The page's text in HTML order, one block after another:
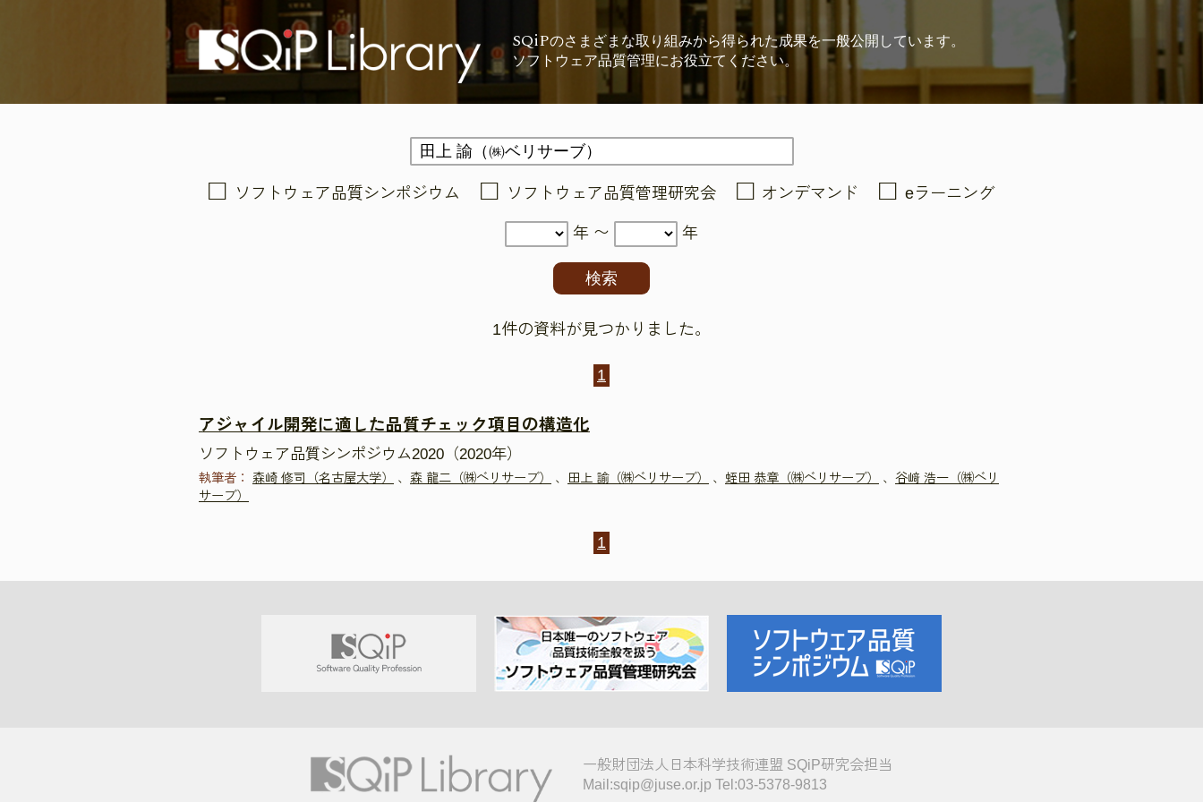
SQiPのさまざまな取り組みから得られた成果を一般公開しています。
ソフトウェア品質管理にお役立てください。
ソフトウェア品質シンポジウム ソフトウェア品質管理研究会 オンデマンド eラーニング
年 〜 年
1件の資料が見つかりました。
1
アジャイル開発に適した品質チェック項目の構造化
ソフトウェア品質シンポジウム2020（2020年）
執筆者： 森崎 修司（名古屋大学） 、 森 龍二（㈱ベリサーブ） 、 田上 諭（㈱ベリサーブ） 、 蛭田 恭章（㈱ベリサーブ） 、 谷﨑 浩一（㈱ベリ
サーブ）
1
一般財団法人日本科学技術連盟 SQiP研究会担当
Mail:sqip@juse.or.jp Tel:03-5378-9813